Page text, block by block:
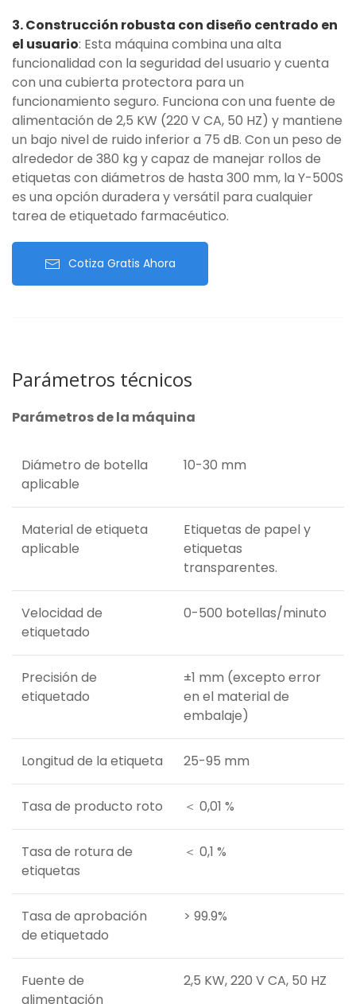
3. Construcción robusta con diseño centrado en
el usuario: Esta máquina combina una alta
funcionalidad con la seguridad del usuario y cuenta
con una cubierta protectora para un
funcionamiento seguro. Funciona con una fuente de
alimentación de 2,5 KW (220 V CA, 50 HZ) y mantiene
un bajo nivel de ruido inferior a 75 dB. Con un peso de
alrededor de 380 kg y capaz de manejar rollos de
etiquetas con diámetros de hasta 300 mm, la Y-500S
es una opción duradera y versátil para cualquier
tarea de etiquetado farmacéutico.
Cotiza Gratis Ahora
Parámetros técnicos
Parámetros de la máquina
Diámetro de botella
aplicable
10-30 mm
Material de etiqueta
aplicable
Etiquetas de papel y
etiquetas
transparentes.
Velocidad de
etiquetado
0-500 botellas/minuto
Precisión de
etiquetado
±1 mm (excepto error
en el material de
embalaje)
Longitud de la etiqueta 25-95 mm
Tasa de producto roto ＜ 0,01 %
Tasa de rotura de
etiquetas
＜ 0,1 %
Tasa de aprobación
de etiquetado
> 99.9%
Fuente de
alimentación
2,5 KW, 220 V CA, 50 HZ